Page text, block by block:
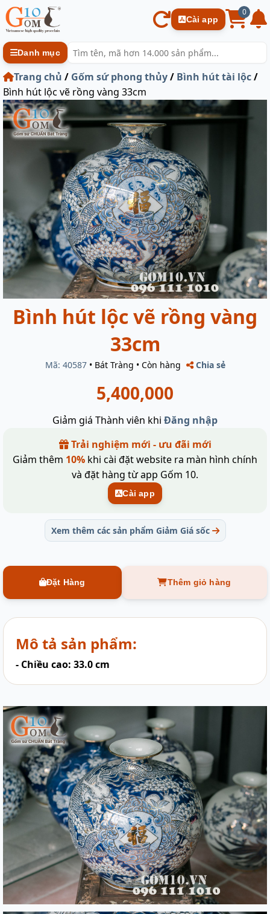
Cài app
0
Danh mục
Trang chủ / Gốm sứ phong thủy/ Bình hút tài lộc/
Bình hút lộc vẽ rồng vàng 33cm
Bình hút lộc vẽ rồng vàng
33cm
Mã: 40587 • Bát Tràng • Còn hàng Chia sẻ
5,400,000
Giảm giá Thành viên khi Đăng nhập
Trải nghiệm mới - ưu đãi mới
Giảm thêm 10% khi cài đặt website ra màn hình chính
và đặt hàng từ app Gốm 10.
Cài app
Xem thêm các sản phẩm Giảm Giá sốc
Đặt Hàng Thêm giỏ hàng
Mô tả sản phẩm:
- Chiều cao: 33.0 cm